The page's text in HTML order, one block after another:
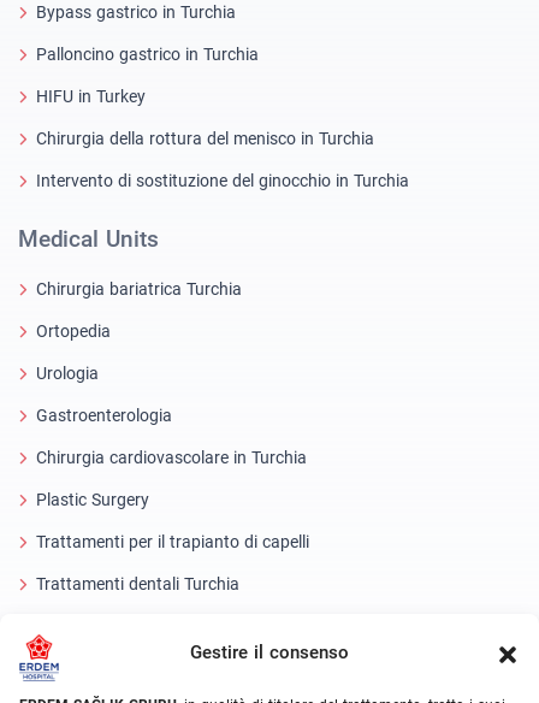
Gestire il consenso
Bypass gastrico in Turchia
Palloncino gastrico in Turchia
HIFU in Turkey
Chirurgia della rottura del menisco in Turchia
Intervento di sostituzione del ginocchio in Turchia
Medical Units
Chirurgia bariatrica Turchia
Ortopedia
Urologia
Gastroenterologia
Chirurgia cardiovascolare in Turchia
Plastic Surgery
Trattamenti per il trapianto di capelli
Trattamenti dentali Turchia
About Erdem